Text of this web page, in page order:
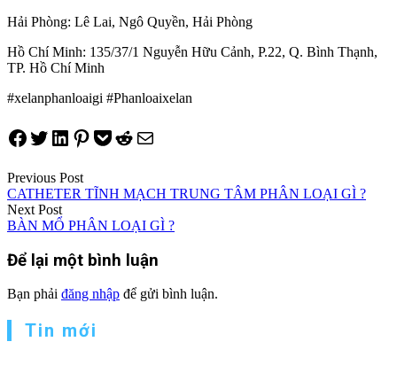
Hải Phòng: Lê Lai, Ngô Quyền, Hải Phòng
Hồ Chí Minh: 135/37/1 Nguyễn Hữu Cảnh, P.22, Q. Bình Thạnh,
TP. Hồ Chí Minh
#xelanphanloaigi #Phanloaixelan
Share on Facebook
Tweet on Twitter
Share on LinkedIn
Pin on Pinterest
Save to pocket
Share on Reddit
Share via Email
Điều
hướng
bài
viết
Previous Post
CATHETER TĨNH MẠCH TRUNG TÂM PHÂN LOẠI GÌ ?
Next Post
BÀN MỔ PHÂN LOẠI GÌ ?
Để lại một bình luận
Bạn phải đăng nhập để gửi bình luận.
Tin mới